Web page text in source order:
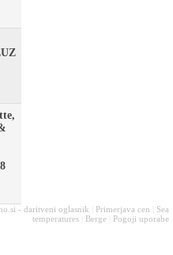
- daritveni oglasnik Primerjava cen
Sea
temperatures
Berge Pogoji uporabe